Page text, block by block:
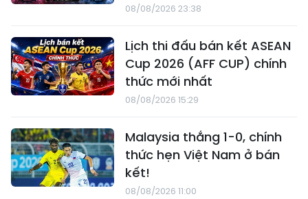
08/08/2026 23:38
Lịch thi đấu bán kết ASEAN
Cup 2026 (AFF CUP) chính
thức mới nhất
08/08/2026 15:29
Malaysia thắng 1-0, chính
thức hẹn Việt Nam ở bán
kết!
08/08/2026 11:00